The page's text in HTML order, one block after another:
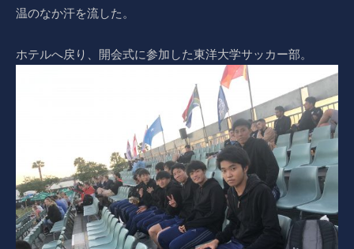
温のなか汗を流した。
ホテルへ戻り、開会式に参加した東洋大学サッカー部。